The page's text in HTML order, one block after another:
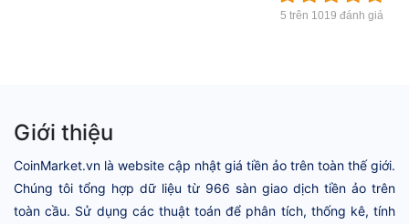
5 trên 1019 đánh giá
Giới thiệu
CoinMarket.vn là website cập nhật giá tiền ảo trên toàn thế giới.
Chúng tôi tổng hợp dữ liệu từ 966 sàn giao dịch tiền ảo trên
toàn cầu. Sử dụng các thuật toán để phân tích, thống kê, tính